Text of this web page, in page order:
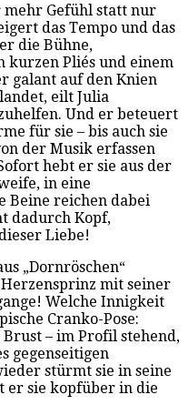
mehr Gefühl statt nur
das Tempo und das
die Bühne,
Pliés und einem
galant auf den Knien
eilt Julia
Und er beteuert
für sie – bis auch sie
der Musik erfassen
hebt er sie aus der
in eine
Beine reichen dabei
dadurch Kopf,
Liebe!
„Dornröschen“
mit seiner
Welche Innigkeit
Cranko-Pose:
Brust – im Profil stehend,
gegenseitigen
stürmt sie in seine
er sie kopfüber in die